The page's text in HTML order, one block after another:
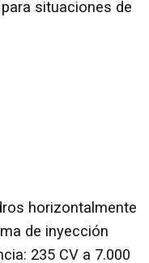
situaciones de
horizontalmente
de inyección
235 CV a 7.000